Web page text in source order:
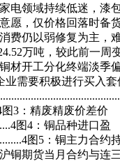
领域持续低迷，
，仅价格回落时
仍以弱修复为主，
万吨，较此前一
开工分化终端淡
需要积极进行买入
图3：精废精废价差价
图4：铜品种进口盈
图5：铜主力合约
沪铜期货当月合约与连